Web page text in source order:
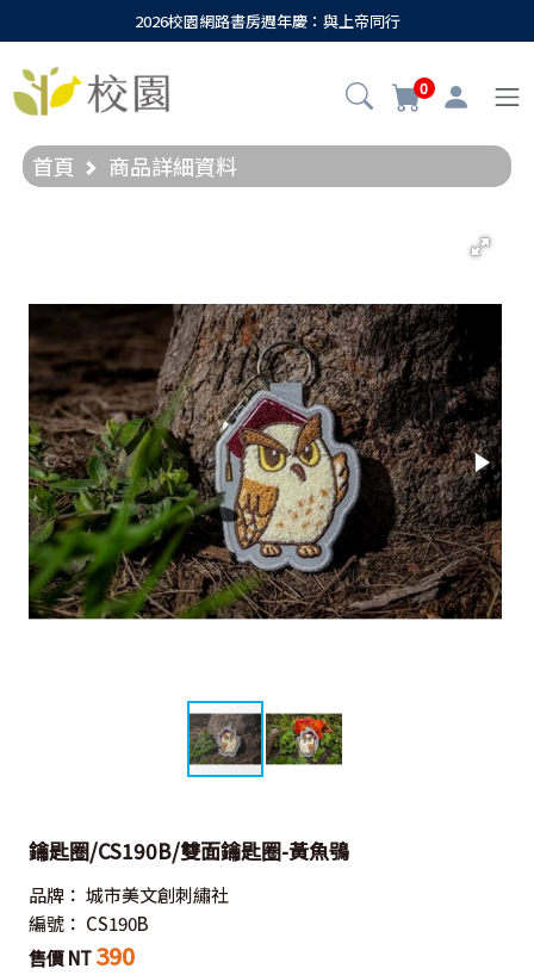
2026校園網路書房週年慶：與上帝同行
0
首頁 商品詳細資料
鑰匙圈/CS190B/雙面鑰匙圈-黃魚鴞
品牌： 城市美文創刺繡社
編號： CS190B
售價 NT 390